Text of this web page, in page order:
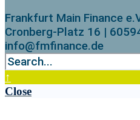
Frankfurt Main Finance
Cronberg-Platz 16 |
info@fmfinance.de
↑
Close